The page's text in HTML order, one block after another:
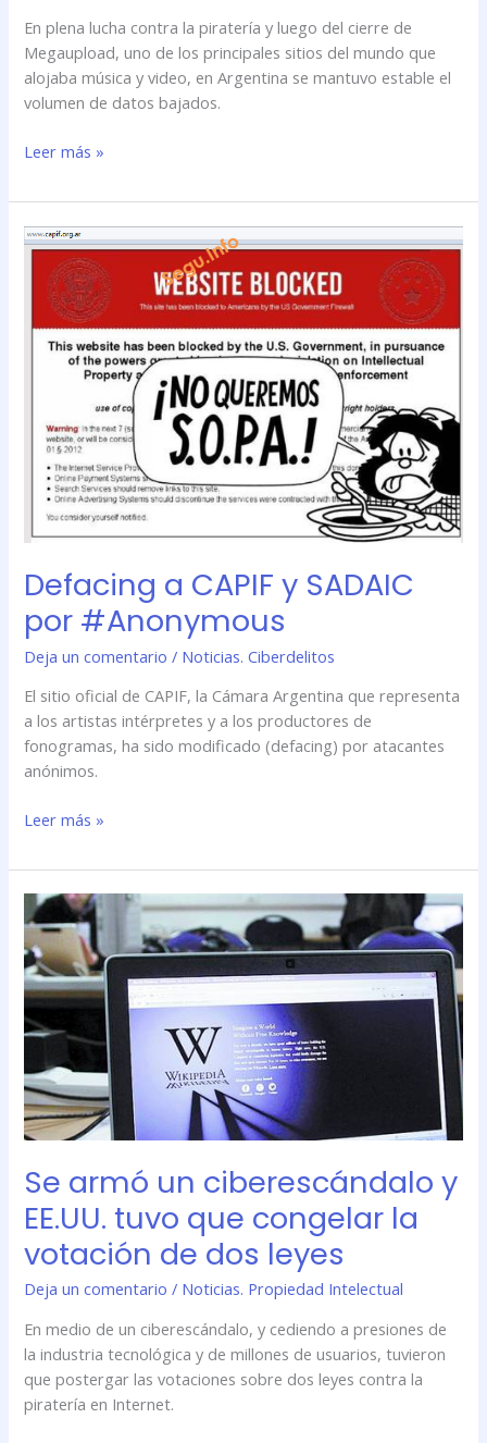
En plena lucha contra la piratería y luego del cierre de
Megaupload, uno de los principales sitios del mundo que
alojaba música y video, en Argentina se mantuvo estable el
volumen de datos bajados.
Leer más »
Defacing a CAPIF y SADAIC
por #Anonymous
Deja un comentario / Noticias. Ciberdelitos
El sitio oficial de CAPIF, la Cámara Argentina que representa
a los artistas intérpretes y a los productores de
fonogramas, ha sido modificado (defacing) por atacantes
anónimos.
Defacing
CAPIF
SADAIC
#Anonymous
Leer más »
Se armó un ciberescándalo y
EE.UU. tuvo que congelar la
votación de dos leyes
Deja un comentario / Noticias. Propiedad Intelectual
En medio de un ciberescándalo, y cediendo a presiones de
la industria tecnológica y de millones de usuarios, tuvieron
que postergar las votaciones sobre dos leyes contra la
piratería en Internet.
Se
armó
un
ciberescándalo
y
EE.UU.
que
congelar
la
de
dos
leyes